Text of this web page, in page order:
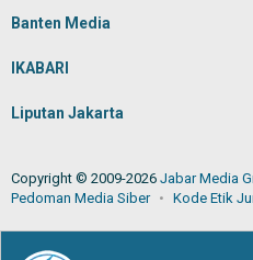
Banten Media
IKABARI
Liputan Jakarta
Copyright © 2009-2026 Jabar Media
Pedoman Media Siber
Kode Etik